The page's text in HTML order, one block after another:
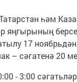
һәм
яңгырының
17
– сәгатенә 20
- 3:00